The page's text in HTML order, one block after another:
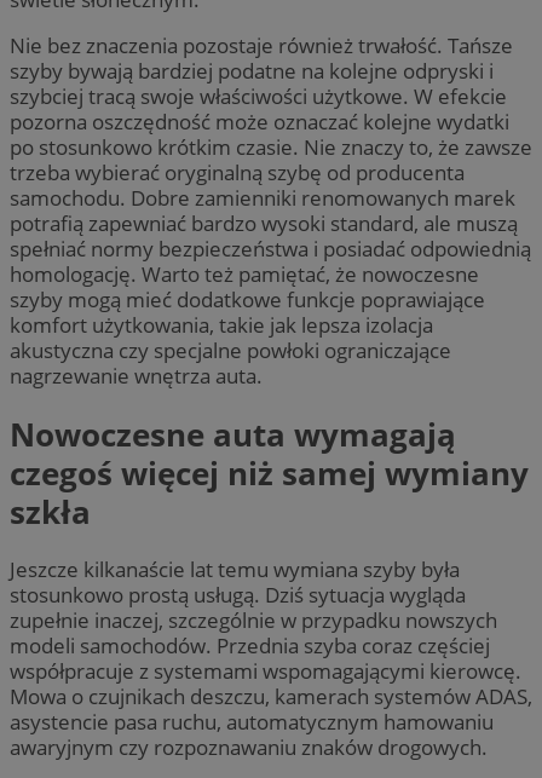
Nie bez znaczenia pozostaje również trwałość. Tańsze
szyby bywają bardziej podatne na kolejne odpryski i
szybciej tracą swoje właściwości użytkowe. W efekcie
pozorna oszczędność może oznaczać kolejne wydatki
po stosunkowo krótkim czasie. Nie znaczy to, że zawsze
trzeba wybierać oryginalną szybę od producenta
samochodu. Dobre zamienniki renomowanych marek
potrafią zapewniać bardzo wysoki standard, ale muszą
spełniać normy bezpieczeństwa i posiadać odpowiednią
homologację. Warto też pamiętać, że nowoczesne
szyby mogą mieć dodatkowe funkcje poprawiające
komfort użytkowania, takie jak lepsza izolacja
akustyczna czy specjalne powłoki ograniczające
nagrzewanie wnętrza auta.
Nowoczesne auta wymagają
czegoś więcej niż samej wymiany
szkła
Jeszcze kilkanaście lat temu wymiana szyby była
stosunkowo prostą usługą. Dziś sytuacja wygląda
zupełnie inaczej, szczególnie w przypadku nowszych
modeli samochodów. Przednia szyba coraz częściej
współpracuje z systemami wspomagającymi kierowcę.
Mowa o czujnikach deszczu, kamerach systemów ADAS,
asystencie pasa ruchu, automatycznym hamowaniu
awaryjnym czy rozpoznawaniu znaków drogowych.